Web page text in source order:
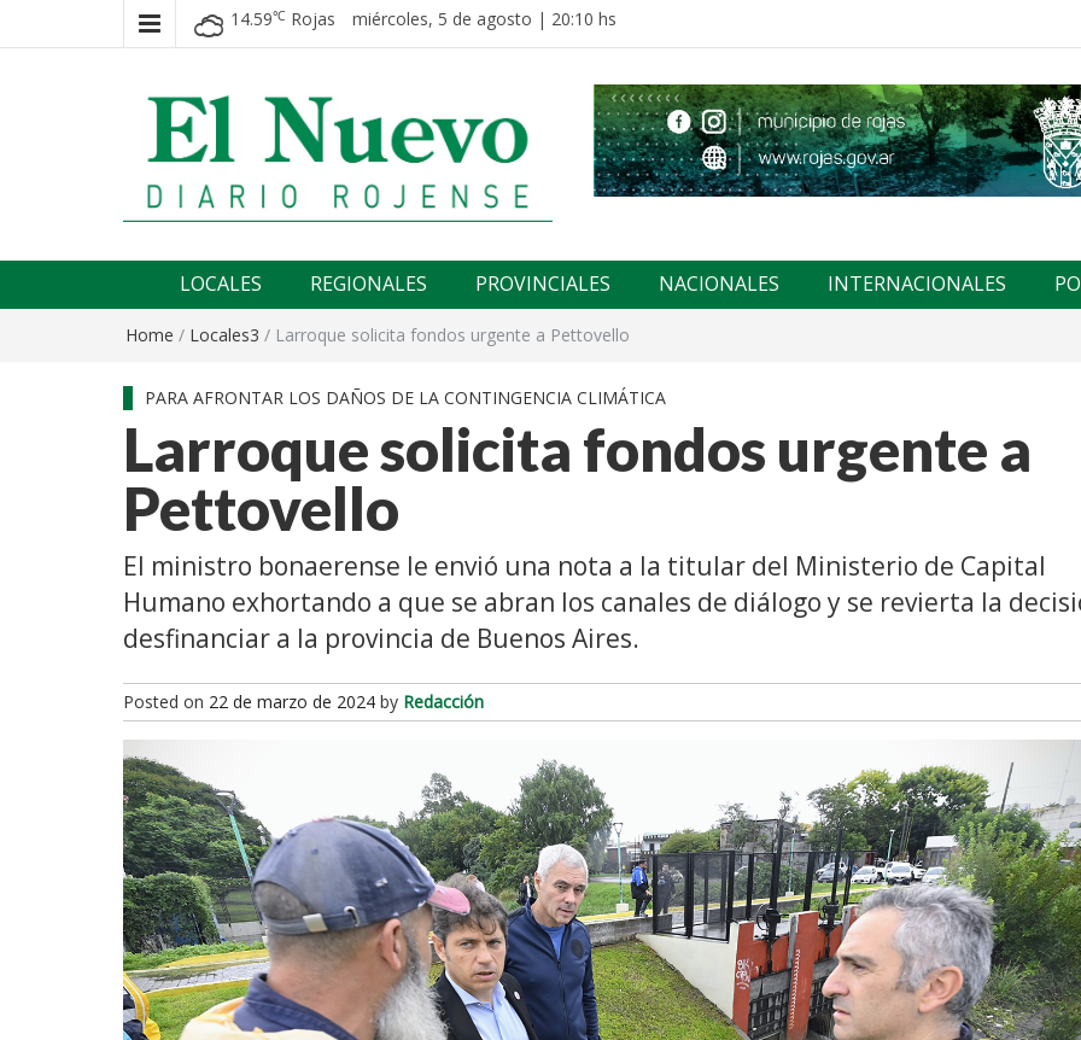
14.59℃ Rojas miércoles, 5 de agosto | 20:10 hs
El nuevo rojense
LOCALES REGIONALES PROVINCIALES NACIONALES INTERNACIONALES
Home / Locales3 / Larroque solicita fondos urgente a Pettovello
PARA AFRONTAR LOS DAÑOS DE LA CONTINGENCIA CLIMÁTICA
Larroque solicita fondos urgente a
Pettovello
El ministro bonaerense le envió una nota a la titular del Ministerio de Capital
Humano exhortando a que se abran los canales de diálogo y se revierta la
desfinanciar a la provincia de Buenos Aires.
Posted on 22 de marzo de 2024 by Redacción